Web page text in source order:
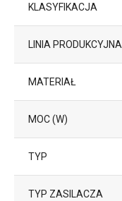
KLASYFIKACJA
LINIA PRODUKCYJNA
MATERIAŁ
MOC (W)
TYP
TYP ZASILACZA